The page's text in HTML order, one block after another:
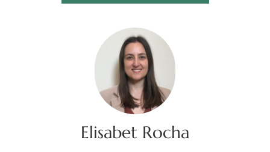
Elisabet Rocha